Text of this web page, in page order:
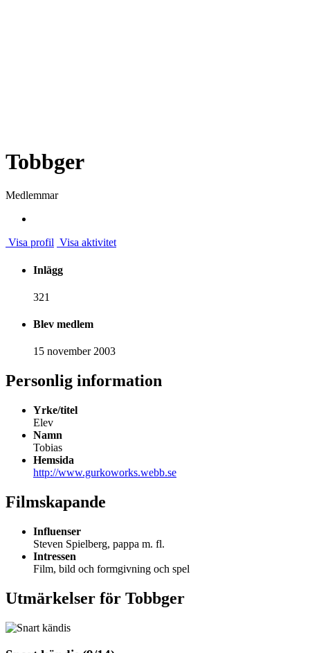
Tobbger
Medlemmar
Visa profil Visa aktivitet
Inlägg
321
Blev medlem
15 november 2003
Personlig information
Yrke/titel
Elev
Namn
Tobias
Hemsida
http://www.gurkoworks.webb.se
Filmskapande
Influenser
Steven Spielberg, pappa m. fl.
Intressen
Film, bild och formgivning och spel
Utmärkelser för Tobbger